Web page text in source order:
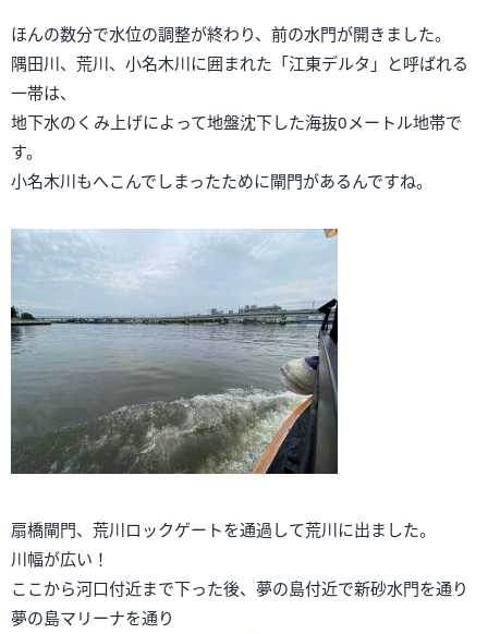
ほんの数分で水位の調整が終わり、前の水門が開きました。
隅田川、荒川、小名木川に囲まれた「江東デルタ」と呼ばれる
一帯は、
地下水のくみ上げによって地盤沈下した海抜0メートル地帯で
す。
小名木川もへこんでしまったために閘門があるんですね。
扇橋閘門、荒川ロックゲートを通過して荒川に出ました。
川幅が広い！
ここから河口付近まで下った後、夢の島付近で新砂水門を通り
夢の島マリーナを通り